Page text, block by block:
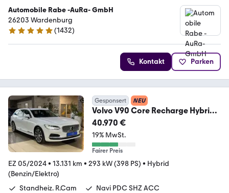
Automobile Rabe -AuRa- GmbH
26203 Wardenburg
4.9 Sterne
(1432)
Kontakt Parken
Gesponsert NEU
Volvo V90 Core Recharge Hybrid
AWD Harman/Kardon Leder
40.970 €
19% MwSt.
Fairer Preis
EZ 05/2024• 13.131 km • 293 kW (398 PS) • Hybrid
(Benzin/Elektro)
Standheiz. R.Cam
Navi PDC SHZ ACC